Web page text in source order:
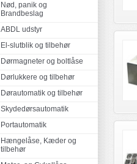
Nød, panik og
Brandbeslag
ABDL udstyr
El-slutblik og tilbehør
Dørmagneter og boltlåse
Dørlukkere og tilbehør
Dørautomatik og tilbehør
Skydedørsautomatik
Portautomatik
Hængelåse, Kæder og
tilbehør